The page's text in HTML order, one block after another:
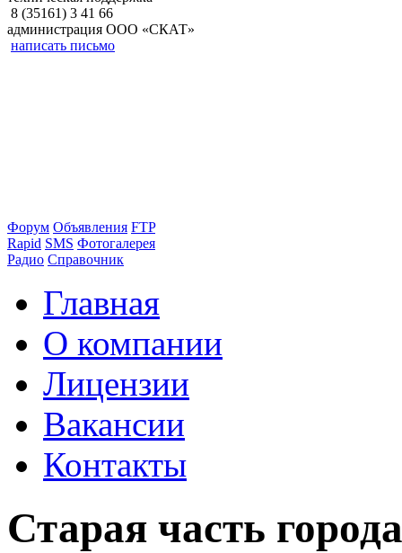
8 (35161) 3 41 66
администрация ООО «СКАТ»
написать письмо
Форум Объявления FTP
Rapid SMS Фотогалерея
Радио Справочник
Главная
О компании
Лицензии
Вакансии
Контакты
Старая часть